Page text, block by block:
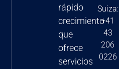
rápido
crecimiento
que
ofrece
servicios
Suiza:
+41
43
206
0226